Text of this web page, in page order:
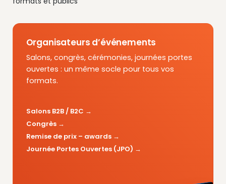
Organisateurs d’événements
Salons, congrès, cérémonies, journées portes
ouvertes : un même socle pour tous vos
formats.
Salons B2B / B2C
Congrès
Remise de prix – awards
Journée Portes Ouvertes (JPO)